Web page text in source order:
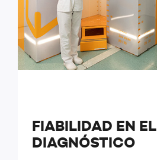
FIABILIDAD EN EL
DIAGNÓSTICO